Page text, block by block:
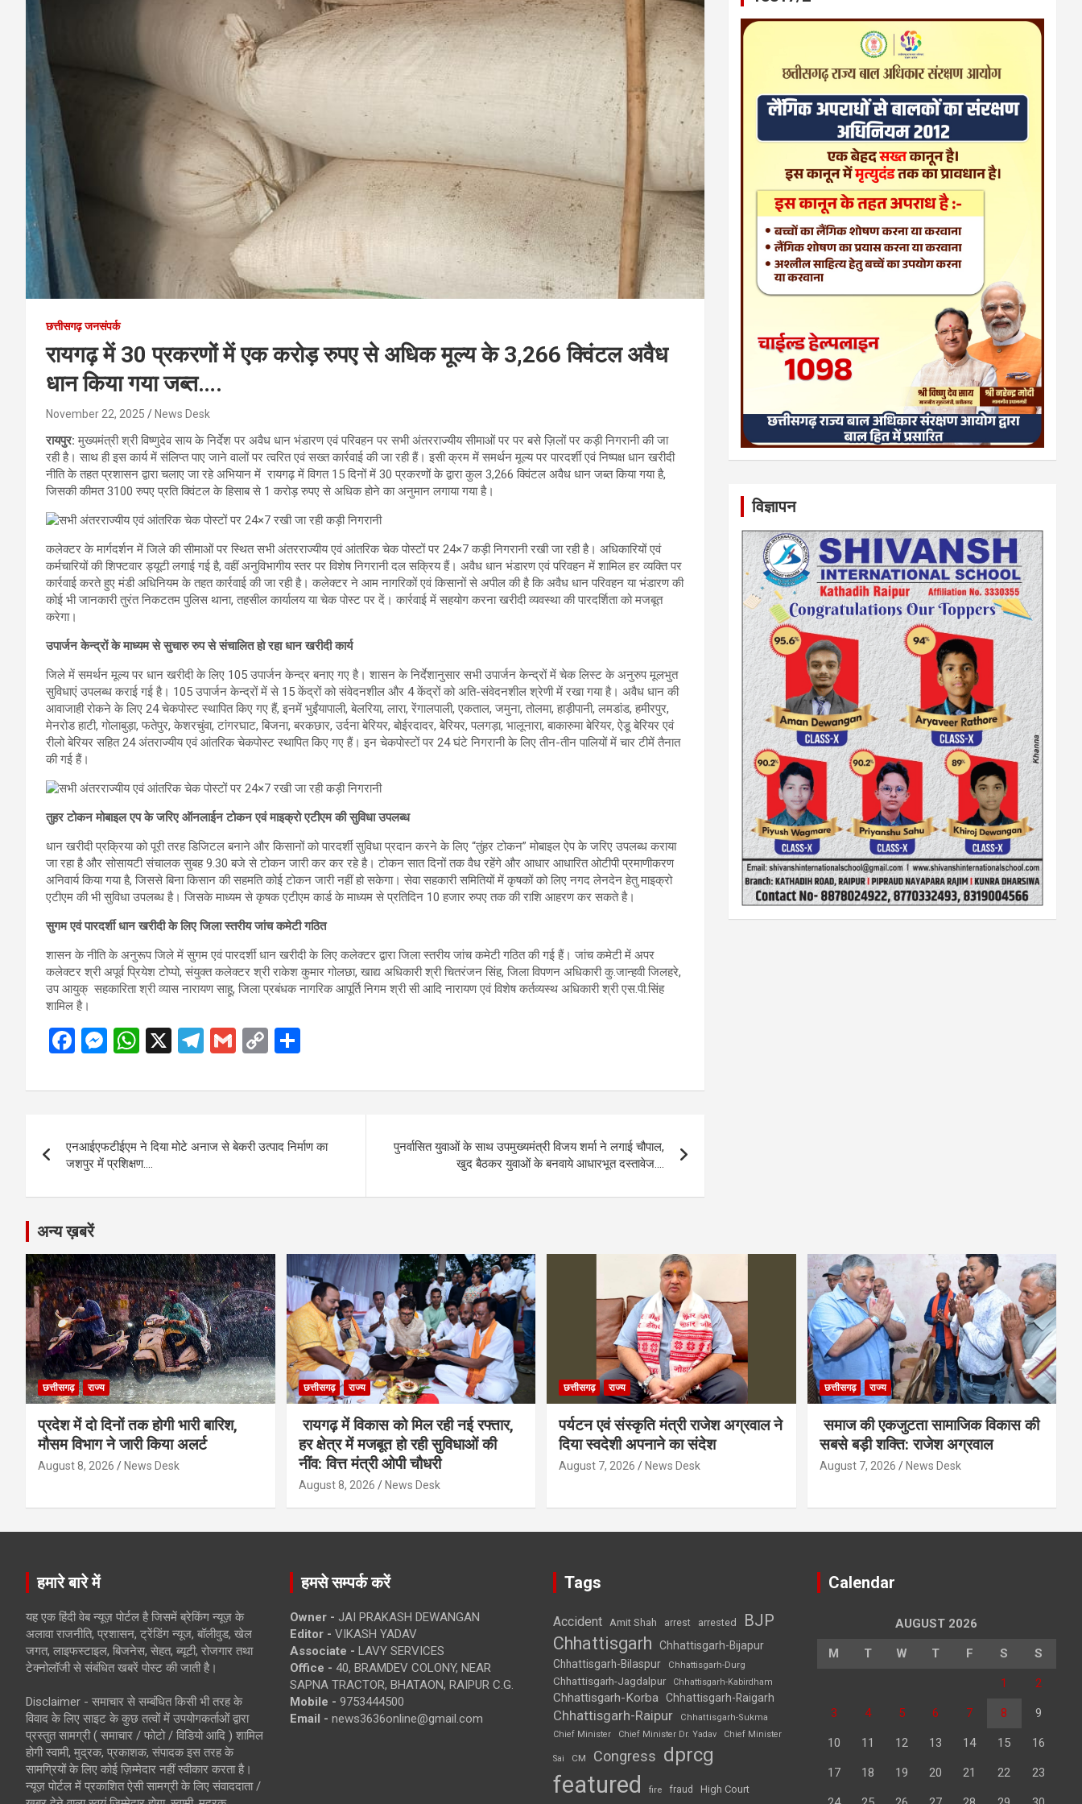
छत्तीसगढ़ जनसंपर्क
रायगढ़ में 30 प्रकरणों में एक करोड़ रुपए से अधिक मूल्य के 3,266 क्विंटल अवैध
धान किया गया जब्त….
November 22, 2025 News Desk
रायपुर:मुख्यमंत्री श्री विष्णुदेव साय के निर्देश पर अवैध धान भंडारण एवं परिवहन पर सभी अंतरराज्यीय सीमाओं पर पर बसे ज़िलों पर कड़ी निगरानी की जा
रही है। साथ ही इस कार्य में संलिप्त पाए जाने वालों पर त्वरित एवं सख्त कार्रवाई की जा रही हैं। इसी क्रम में समर्थन मूल्य पर पारदर्शी एवं निष्पक्ष धान खरीदी
नीति के तहत प्रशासन द्वारा चलाए जा रहे अभियान में रायगढ़ में विगत 15 दिनों में 30 प्रकरणों के द्वारा कुल 3,266 क्विंटल अवैध धान जब्त किया गया है,
जिसकी कीमत 3100 रुपए प्रति क्विंटल के हिसाब से 1 करोड़ रुपए से अधिक होने का अनुमान लगाया गया है।
कलेक्टर के मार्गदर्शन में जिले की सीमाओं पर स्थित सभी अंतरराज्यीय एवं आंतरिक चेक पोस्टों पर 24×7 कड़ी निगरानी रखी जा रही है। अधिकारियों एवं
कर्मचारियों की शिफ्टवार ड्यूटी लगाई गई है, वहीं अनुविभागीय स्तर पर विशेष निगरानी दल सक्रिय हैं। अवैध धान भंडारण एवं परिवहन में शामिल हर व्यक्ति पर
कार्रवाई करते हुए मंडी अधिनियम के तहत कार्रवाई की जा रही है। कलेक्टर ने आम नागरिकों एवं किसानों से अपील की है कि अवैध धान परिवहन या भंडारण की
कोई भी जानकारी तुरंत निकटतम पुलिस थाना, तहसील कार्यालय या चेक पोस्ट पर दें। कार्रवाई में सहयोग करना खरीदी व्यवस्था की पारदर्शिता को मजबूत
करेगा।
उपार्जन केन्द्रों के माध्यम से सुचारु रुप से संचालित हो रहा धान खरीदी कार्य
जिले में समर्थन मूल्य पर धान खरीदी के लिए 105 उपार्जन केन्द्र बनाए गए है। शासन के निर्देशानुसार सभी उपार्जन केन्द्रों में चेक लिस्ट के अनुरुप मूलभुत
सुविधाएं उपलब्ध कराई गई है। 105 उपार्जन केन्द्रों में से 15 केंद्रों को संवेदनशील और 4 केंद्रों को अति-संवेदनशील श्रेणी में रखा गया है। अवैध धान की
आवाजाही रोकने के लिए 24 चेकपोस्ट स्थापित किए गए हैं, इनमें भुईंयापाली, बेलरिया, लारा, रेंगालपाली, एकताल, जमुना, तोलमा, हाड़ीपानी, लमडांड, हमीरपुर,
मेनरोड हाटी, गोलाबुड़ा, फतेपुर, केशरचुंवा, टांगरघाट, बिजना, बरकछार, उर्दना बेरियर, बोईरदादर, बेरियर, पलगड़ा, भालूनारा, बाकारुमा बेरियर, ऐडू बेरियर एवं
रीलो बेरियर सहित 24 अंतराज्यीय एवं आंतरिक चेकपोस्ट स्थापित किए गए हैं। इन चेकपोस्टों पर 24 घंटे निगरानी के लिए तीन-तीन पालियों में चार टीमें तैनात
की गई हैं।
तुहर टोकन मोबाइल एप के जरिए ऑनलाईन टोकन एवं माइक्रो एटीएम की सुविधा उपलब्ध
धान खरीदी प्रक्रिया को पूरी तरह डिजिटल बनाने और किसानों को पारदर्शी सुविधा प्रदान करने के लिए “तुंहर टोकन” मोबाइल ऐप के जरिए उपलब्ध कराया
जा रहा है और सोसायटी संचालक सुबह 9.30 बजे से टोकन जारी कर कर रहे है। टोकन सात दिनों तक वैध रहेंगे और आधार आधारित ओटीपी प्रमाणीकरण
अनिवार्य किया गया है, जिससे बिना किसान की सहमति कोई टोकन जारी नहीं हो सकेगा। सेवा सहकारी समितियों में कृषकों को लिए नगद लेनदेन हेतु माइक्रो
एटीएम की भी सुविधा उपलब्ध है। जिसके माध्यम से कृषक एटीएम कार्ड के माध्यम से प्रतिदिन 10 हजार रुपए तक की राशि आहरण कर सकते है।
सुगम एवं पारदर्शी धान खरीदी के लिए जिला स्तरीय जांच कमेटी गठित
शासन के नीति के अनुरूप जिले में सुगम एवं पारदर्शी धान खरीदी के लिए कलेक्टर द्वारा जिला स्तरीय जांच कमेटी गठित की गई हैं। जांच कमेटी में अपर
कलेक्टर श्री अपूर्व प्रियेश टोप्पो, संयुक्त कलेक्टर श्री राकेश कुमार गोलछा, खाद्य अधिकारी श्री चितरंजन सिंह, जिला विपणन अधिकारी कु.जान्हवी जिलहरे,
उप आयुक् सहकारिता श्री व्यास नारायण साहू, जिला प्रबंधक नागरिक आपूर्ति निगम श्री सी आदि नारायण एवं विशेष कर्तव्यस्थ अधिकारी श्री एस.पी.सिंह
शामिल है।
F
ce
o
o
k
M
se
g
er
W
at
A
p
p
X
T
e
a
G
ail
C
py
n
ar
navigation
एनआईएफटीईएम ने दिया मोटे अनाज से बेकरी उत्पाद निर्माण का
जशपुर में प्रशिक्षण….
पुनर्वासित युवाओं के साथ उपमुख्यमंत्री विजय शर्मा ने लगाई चौपाल,
खुद बैठकर युवाओं के बनवाये आधारभूत दस्तावेज….
विज्ञापन
अन्य ख़बरें
छत्तीसगढ़ राज्य
प्रदेश में दो दिनों तक होगी भारी बारिश,
मौसम विभाग ने जारी किया अलर्ट
August 8, 2026 News Desk
छत्तीसगढ़ राज्य
रायगढ़ में विकास को मिल रही नई रफ्तार,
हर क्षेत्र में मजबूत हो रही सुविधाओं की
नींव: वित्त मंत्री ओपी चौधरी
August 8, 2026 News Desk
छत्तीसगढ़ राज्य
पर्यटन एवं संस्कृति मंत्री राजेश अग्रवाल ने
दिया स्वदेशी अपनाने का संदेश
August 7, 2026 News Desk
छत्तीसगढ़ राज्य
समाज की एकजुटता सामाजिक विकास की
सबसे बड़ी शक्ति: राजेश अग्रवाल
August 7, 2026 News Desk
हमारे बारे में
यह एक हिंदी वेब न्यूज़ पोर्टल है जिसमें ब्रेकिंग न्यूज़ के
अलावा राजनीति, प्रशासन, ट्रेंडिंग न्यूज, बॉलीवुड, खेल
जगत, लाइफस्टाइल, बिजनेस, सेहत, ब्यूटी, रोजगार तथा
टेक्नोलॉजी से संबंधित खबरें पोस्ट की जाती है।
Disclaimer - समाचार से सम्बंधित किसी भी तरह के
विवाद के लिए साइट के कुछ तत्वों में उपयोगकर्ताओं द्वारा
प्रस्तुत सामग्री ( समाचार / फोटो / विडियो आदि ) शामिल
होगी स्वामी, मुद्रक, प्रकाशक, संपादक इस तरह के
सामग्रियों के लिए कोई ज़िम्मेदार नहीं स्वीकार करता है।
न्यूज़ पोर्टल में प्रकाशित ऐसी सामग्री के लिए संवाददाता /
हमसे सम्पर्क करें
Owner - JAI PRAKASH DEWANGAN
Editor - VIKASH YADAV
Associate - LAVY SERVICES
Office - 40, BRAMDEV COLONY, NEAR
SAPNA TRACTOR, BHATAON, RAIPUR C.G.
Mobile - 9753444500
Email - news3636online@gmail.com
Tags
Accident Amit Shah arrest arrested BJP
Chhattisgarh
Chhattisgarh-Bijapur
Chhattisgarh-Bilaspur
Chhattisgarh-Durg
Chhattisgarh-Jagdalpur Chhattisgarh-Kabirdham
Chhattisgarh-Korba Chhattisgarh-Raigarh
Chhattisgarh-Raipur
Chhattisgarh-Sukma
Chief Minister
Chief Minister Dr. Yadav Chief Minister
Sai CM Congress dprcg
featured fire fraud High Court
Calendar
AUGUST 2026
M T W T F S S
1 2
3 4 5 6 7 8 9
10 11 12 13 14 15 16
17 18 19 20 21 22 23